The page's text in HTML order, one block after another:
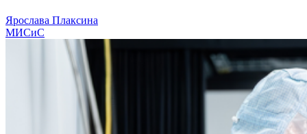
Ярослава Плаксина
МИСиС